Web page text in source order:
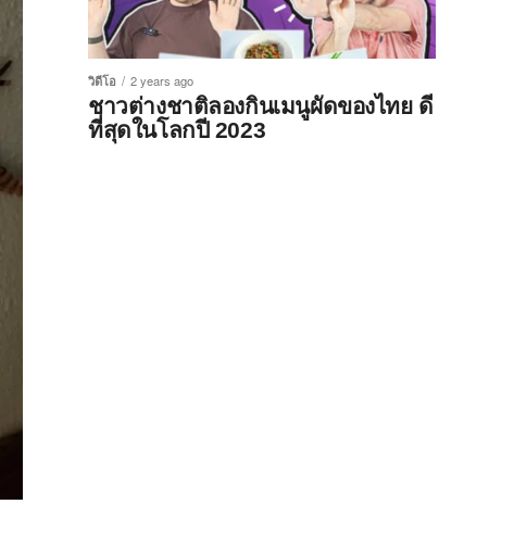
วิดีโอ 2 years ago
ชาวต่างชาติลองกินเมนูผัดของไทย ดี
ที่สุดในโลกปี 2023